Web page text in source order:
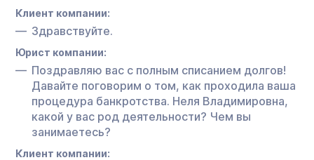
Клиент компании:
Здравствуйте.
Юрист компании:
Поздравляю вас с полным списанием долгов!
Давайте поговорим о том, как проходила ваша
процедура банкротства. Неля Владимировна,
какой у вас род деятельности? Чем вы
занимаетесь?
Клиент компании: